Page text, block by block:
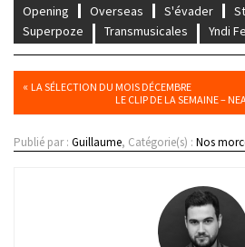
Opening
Overseas S'évader
Superpoze
Transmusicales Yndi
« LA SÉLECTION DU MOIS DÉCEMBRE
LE CLIP DE LA SEMAINE –
Publié par : Guillaume, Catégorie(s) : Nos